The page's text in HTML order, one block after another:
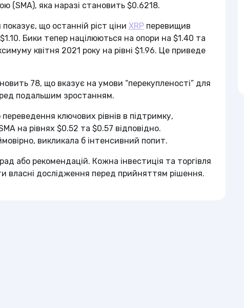
яка наразі становить $0.6218.
що останній ріст ціни XRP перевищив
Бики тепер націлюються на опори на $1.40 та
квітня 2021 року на рівні $1.96. Це приведе
78, що вказує на умови “перекупленості” для
подальшим зростанням.
переведення ключових рівнів в підтримку,
на рівнях $0.52 та $0.57 відповідно.
викликала б інтенсивний попит.
або рекомендацій. Кожна інвестиція та торгівля
власні дослідження перед прийняттям рішення.